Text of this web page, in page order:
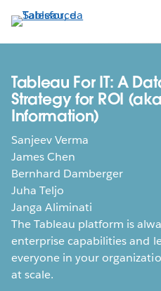
Passa
contenuto
Tableau For IT: A
Strategy for ROI
Information)
Sanjeev Verma
James Chen
Bernhard Damberger
Juha Teljo
Janga Aliminati
The Tableau platform is
enterprise capabilities and
everyone in your
at scale.